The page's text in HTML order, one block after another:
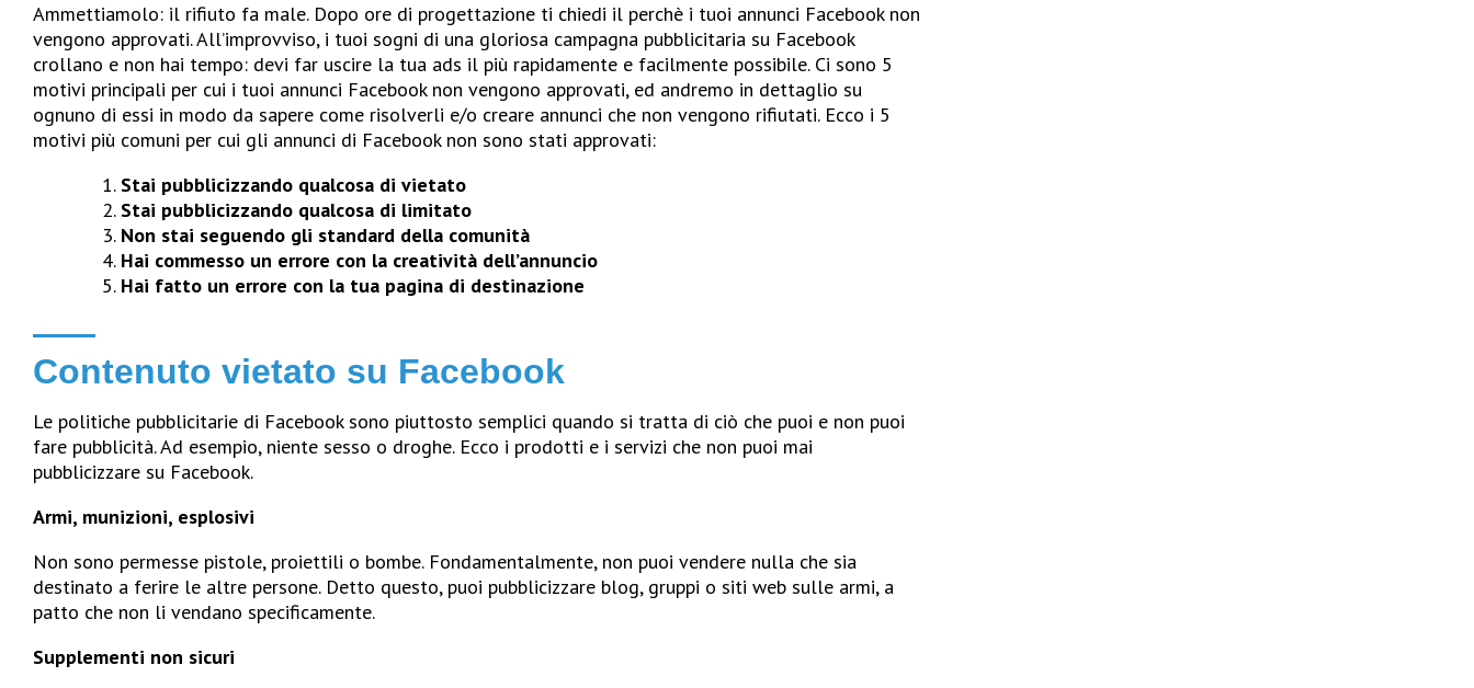
Ammettiamolo: il rifiuto fa male. Dopo ore di progettazione ti chiedi il perchè i tuoi annunci Facebook non
vengono approvati. All’improvviso, i tuoi sogni di una gloriosa campagna pubblicitaria su Facebook
crollano e non hai tempo: devi far uscire la tua ads il più rapidamente e facilmente possibile. Ci sono 5
motivi principali per cui i tuoi annunci Facebook non vengono approvati, ed andremo in dettaglio su
ognuno di essi in modo da sapere come risolverli e/o creare annunci che non vengono rifiutati. Ecco i 5
motivi più comuni per cui gli annunci di Facebook non sono stati approvati:
Stai pubblicizzando qualcosa di vietato
Stai pubblicizzando qualcosa di limitato
Non stai seguendo gli standard della comunità
Hai commesso un errore con la creatività dell’annuncio
Hai fatto un errore con la tua pagina di destinazione
Contenuto vietato su Facebook
Le politiche pubblicitarie di Facebook sono piuttosto semplici quando si tratta di ciò che puoi e non puoi
fare pubblicità. Ad esempio, niente sesso o droghe. Ecco i prodotti e i servizi che non puoi mai
pubblicizzare su Facebook.
Armi, munizioni, esplosivi
Non sono permesse pistole, proiettili o bombe. Fondamentalmente, non puoi vendere nulla che sia
destinato a ferire le altre persone. Detto questo, puoi pubblicizzare blog, gruppi o siti web sulle armi, a
patto che non li vendano specificamente.
Supplementi non sicuri